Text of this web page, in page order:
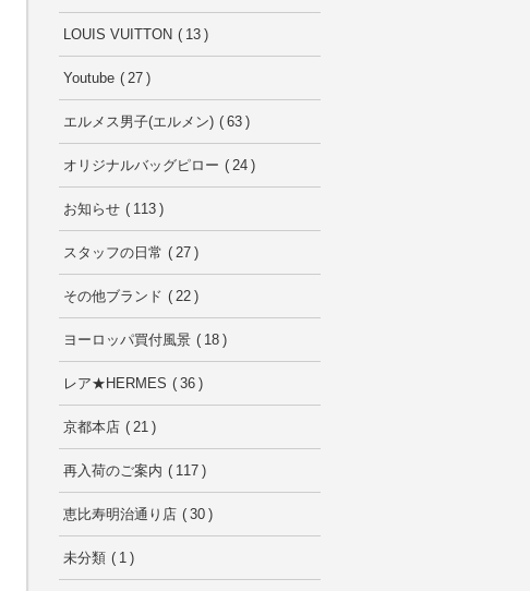
LOUIS VUITTON 13
Youtube 27
エルメス男子(エルメン) 63
オリジナルバッグピロー 24
お知らせ 113
スタッフの日常 27
その他ブランド 22
ヨーロッパ買付風景 18
レア★HERMES 36
京都本店 21
再入荷のご案内 117
恵比寿明治通り店 30
未分類 1